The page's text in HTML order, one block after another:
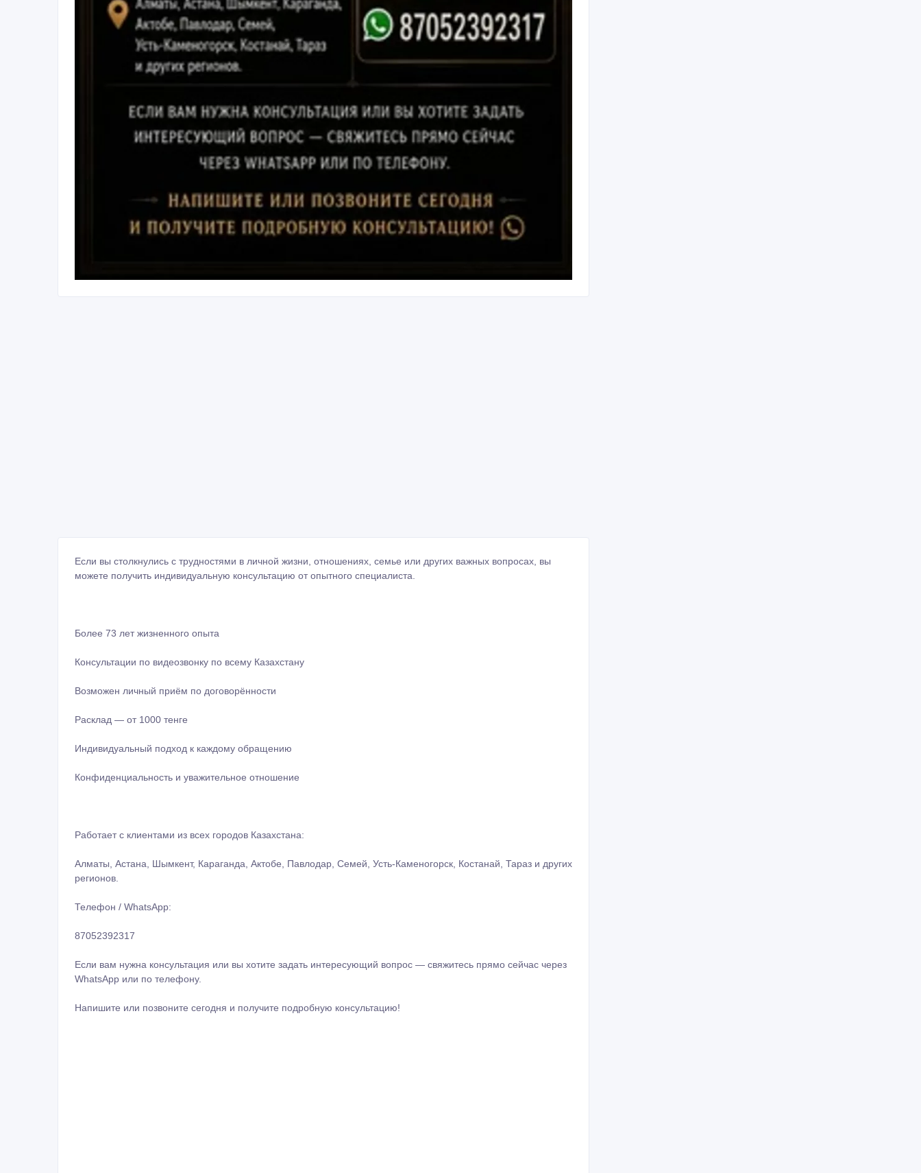
Если вы столкнулись с трудностями в личной жизни, отношениях, семье или других важных вопросах, вы
можете получить индивидуальную консультацию от опытного специалиста.
Более 73 лет жизненного опыта
Консультации по видеозвонку по всему Казахстану
Возможен личный приём по договорённости
Расклад — от 1000 тенге
Индивидуальный подход к каждому обращению
Конфиденциальность и уважительное отношение
Работает с клиентами из всех городов Казахстана:
Алматы, Астана, Шымкент, Караганда, Актобе, Павлодар, Семей, Усть-Каменогорск, Костанай, Тараз и других
регионов.
Телефон / WhatsApp:
87052392317
Если вам нужна консультация или вы хотите задать интересующий вопрос — свяжитесь прямо сейчас через
WhatsApp или по телефону.
Напишите или позвоните сегодня и получите подробную консультацию!